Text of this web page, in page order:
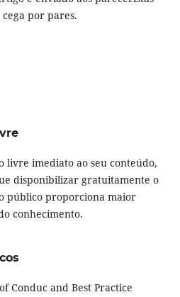
por pares.
livre imediato ao seu conteúdo,
disponibilizar gratuitamente o
público proporciona maior
conhecimento.
Conduc and Best Practice